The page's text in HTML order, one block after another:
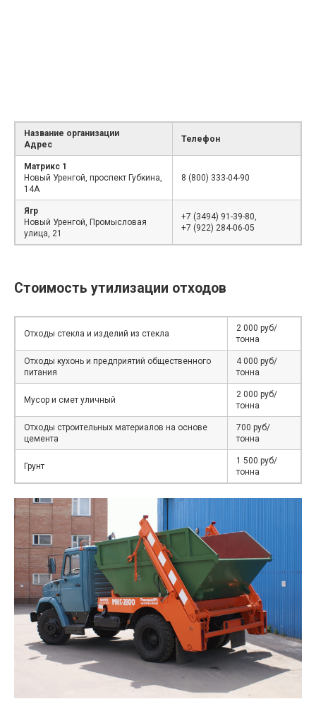
Название организации
Адрес
Телефон
Матрикс 1
Новый Уренгой, проспект Губкина,
14А
8 (800) 333-04-90
Ягр
Новый Уренгой, Промысловая
улица, 21
+7 (3494) 91-39-80,
+7 (922) 284-06-05
Стоимость утилизации отходов
Отходы стекла и изделий из стекла
2 000 руб/
тонна
Отходы кухонь и предприятий общественного
питания
4 000 руб/
тонна
Мусор и смет уличный
2 000 руб/
тонна
Отходы строительных материалов на основе
цемента
700 руб/
тонна
Грунт
1 500 руб/
тонна